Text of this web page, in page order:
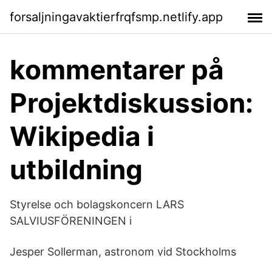
forsaljningavaktierfrqfsmp.netlify.app
kommentarer på
Projektdiskussion:
Wikipedia i
utbildning
Styrelse och bolagskoncern LARS
SALVIUSFÖRENINGEN i
Jesper Sollerman, astronom vid Stockholms